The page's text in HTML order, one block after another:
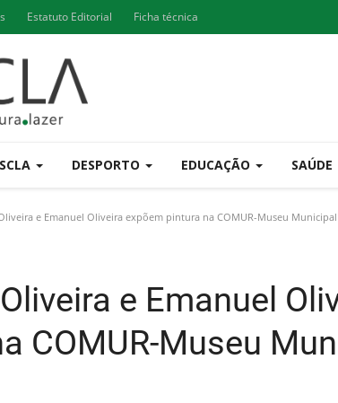
Estatuto Editorial Ficha técnica
DESPORTO EDUCAÇÃO SAÚDE
e Emanuel Oliveira expõem pintura na COMUR-Museu
e Emanuel
COMUR-Museu